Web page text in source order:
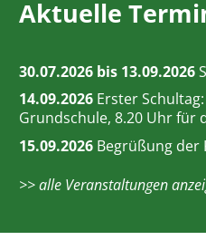
Aktuelle
30.07.2026 bis 13.09.2026
14.09.2026 Erster
Grundschule, 8.20 Uhr für
15.09.2026 Begrüßung der
>> alle Veranstaltungen